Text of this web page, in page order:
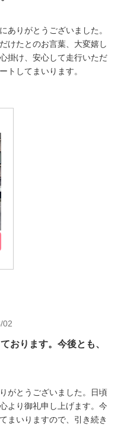
ありがとうございました。
けたとのお言葉、大変嬉し
掛け、安心して走行いただ
トしてまいります。
02
おります。今後とも、
がとうございました。日頃
より御礼申し上げます。今
まいりますので、引き続き